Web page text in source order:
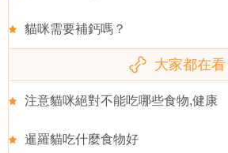
貓咪需要補鈣嗎？
大家都在看
注意貓咪絕對不能吃哪些食物,健康
暹羅貓吃什麼食物好